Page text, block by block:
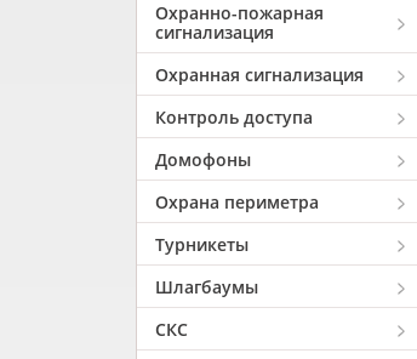
Охранно-пожарная
сигнализация
Охранная сигнализация
Контроль доступа
Домофоны
Охрана периметра
Турникеты
Шлагбаумы
СКС